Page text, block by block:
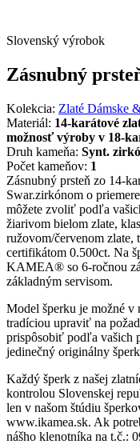
Slovenský výrobok
Zásnubný
Kolekcia: Zlaté Dámske
Materiál: 14-karátové
možnosť výroby v 18-
Druh kameňa: Synt.
Počet kameňov: 1
Zásnubný prsteň zo 14-
Swar.zirkónom o
môžete zvoliť podľa
žiarivom bielom zlate,
ružovom/červenom zlate,
certifikátom 0.500ct. Na
KAMEA® so 6-ročnou
základným servisom.
Model šperku je možné v
tradíciou upraviť na
prispôsobiť podľa vašich
jedinečný originálny
Každý šperk z našej
kontrolou Slovenskej
len v našom štúdiu
www.ikamea.sk. Ak
nášho klenotníka na t.č.: